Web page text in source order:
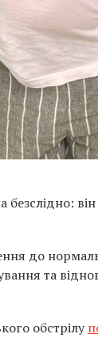
він
до
та
обстрілу